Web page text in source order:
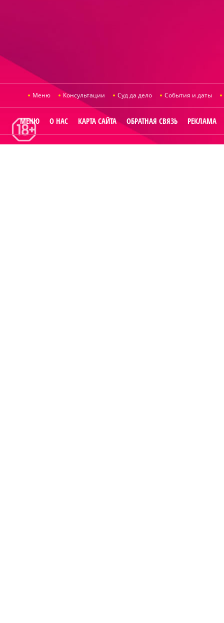
Меню Консультации Суд да дело События и даты
МЕНЮ О НАС КАРТА САЙТА ОБРАТНАЯ СВЯЗЬ РЕКЛАМА